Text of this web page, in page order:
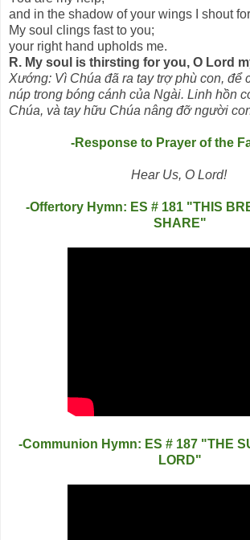
and in the shadow of your wings I shout
My soul clings fast to you;
your right hand upholds me.
R. My soul is thirsting for you, O Lord
Xướng: Vì Chúa đã ra tay trợ phù con, để
núp trong bóng cánh của Ngài. Linh hồn
Chúa, và tay hữu Chúa nâng đỡ người
-Response to Prayer of the
Hear Us, O Lord!
-Offertory Hymn: ES # 181 "THIS
SHARE"
-Communion Hymn: ES # 187 "THE
LORD"